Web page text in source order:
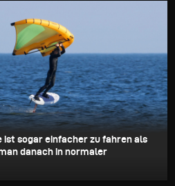
ist sogar einfacher zu fahren als
danach in normaler